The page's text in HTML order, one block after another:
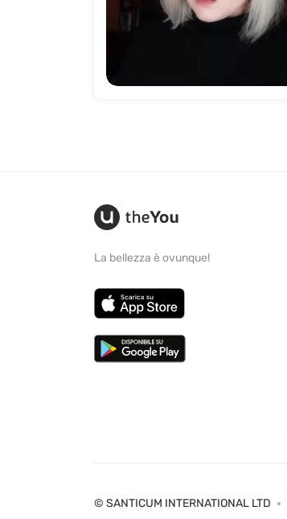
La bellezza è ovunque!
© SANTICUM INTERNATIONAL LTD